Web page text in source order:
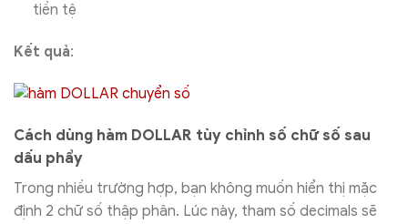
tiền tệ
Kết quả:
Cách dùng hàm DOLLAR tùy chỉnh số chữ số sau
dấu phẩy
Trong nhiều trường hợp, bạn không muốn hiển thị mặc
định 2 chữ số thập phân. Lúc này, tham số decimals sẽ